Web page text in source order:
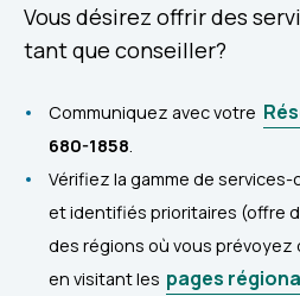
Vous désirez offrir des
tant que conseiller?
Communiquez avec votre
680-1858
Vérifiez la gamme de
et identifiés prioritaires (offre
des régions où vous prévoyez
en visitant les pages